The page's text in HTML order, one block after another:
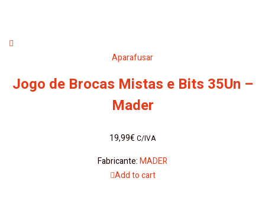
Aparafusar
Jogo de Brocas Mistas e Bits 35Un –
Mader
19,99€ C/IVA
Fabricante:MADER
Add to cart